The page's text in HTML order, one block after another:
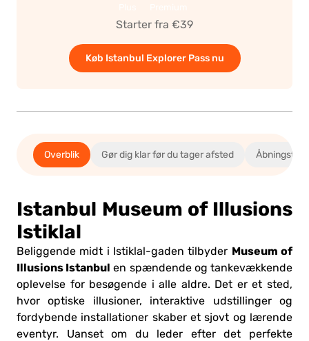
Starter fra €39
Køb Istanbul Explorer Pass nu
Overblik Gør dig klar før du tager afsted
Istanbul Museum of Illusions
Istiklal
Beliggende midt i Istiklal-gaden tilbyder Museum of
Illusions Istanbul en spændende og tankevækkende
oplevelse for besøgende i alle aldre. Det er et sted,
hvor optiske illusioner, interaktive udstillinger og
fordybende installationer skaber et sjovt og lærende
eventyr. Uanset om du leder efter det perfekte